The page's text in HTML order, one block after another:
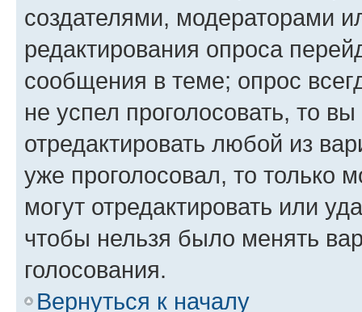
создателями, модераторами
редактирования опроса
сообщения в теме; опрос
не успел проголосовать, то
отредактировать любой из
уже проголосовал, то только
могут отредактировать или
чтобы нельзя было менять
голосования.
Вернуться к началу